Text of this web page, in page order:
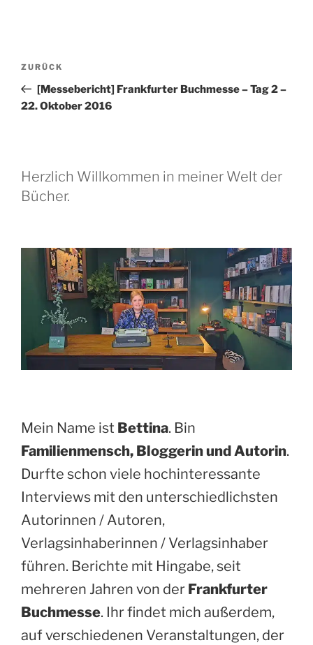
Beitragsnavigation
Vorheriger
Beitrag
ZURÜCK
[Messebericht] Frankfurter Buchmesse – Tag 2 –
22. Oktober 2016
Herzlich Willkommen in meiner Welt der
Bücher.
Mein Name ist Bettina. Bin
Familienmensch, Bloggerin und Autorin.
Durfte schon viele hochinteressante
Interviews mit den unterschiedlichsten
Autorinnen / Autoren,
Verlagsinhaberinnen / Verlagsinhaber
führen. Berichte mit Hingabe, seit
mehreren Jahren von der Frankfurter
Buchmesse. Ihr findet mich außerdem,
auf verschiedenen Veranstaltungen, der